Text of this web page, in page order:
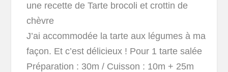
une recette de Tarte brocoli et crottin de
chèvre
J’ai accommodée la tarte aux légumes à ma
façon. Et c’est délicieux ! Pour 1 tarte salée
Préparation : 30m / Cuisson : 10m + 25m